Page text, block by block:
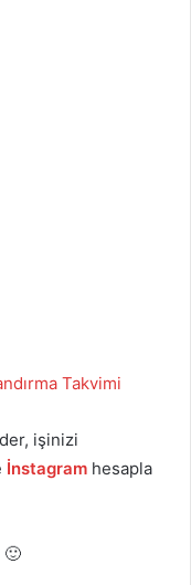
Takvimi
işinizi
İnstagram hesapla
🙂